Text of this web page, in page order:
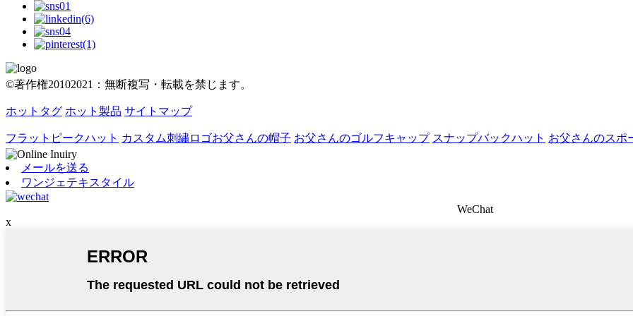
©著作権20102021：無断複写・転載を禁じます。
ホットタグ ホット製品 サイトマップ
フラットピークハット カスタム刺繡ロゴお父さんの帽子 お父さんのゴルフキャップ スナップバックハット お父さんのスポ
メールを送る
ワンジェテキスタイル
WeChat
x